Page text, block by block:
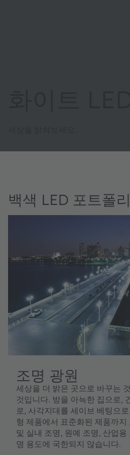
백색 LED 포트폴
조명 광원
세상을 더 밝은 곳으로 바꾸는
것입니다. 방을 아늑한 집으로,
로, 사각지대를 세이브 베팅으
형 제품에서 표준화된 제품까지
및 실내 조명, 원예 조명, 산업
명 용도에 국한되지 않습니다.